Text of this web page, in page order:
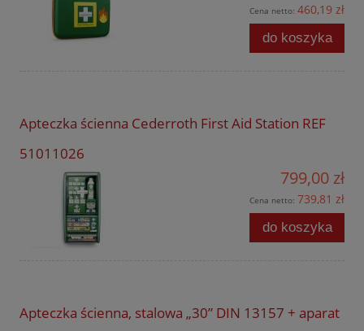
Cena netto: 460,19 zł
do koszyka
Apteczka ścienna Cederroth First Aid Station REF
51011026
799,00 zł
Cena netto: 739,81 zł
do koszyka
Apteczka ścienna, stalowa „30” DIN 13157 + aparat